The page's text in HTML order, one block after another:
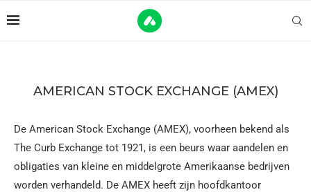
AMERICAN STOCK EXCHANGE (AMEX)
De American Stock Exchange (AMEX), voorheen bekend als
The Curb Exchange tot 1921, is een beurs waar aandelen en
obligaties van kleine en middelgrote Amerikaanse bedrijven
worden verhandeld. De AMEX heeft zijn hoofdkantoor